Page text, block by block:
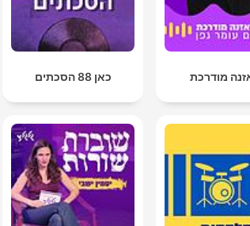
מודרכת כאן 88 הסכתים